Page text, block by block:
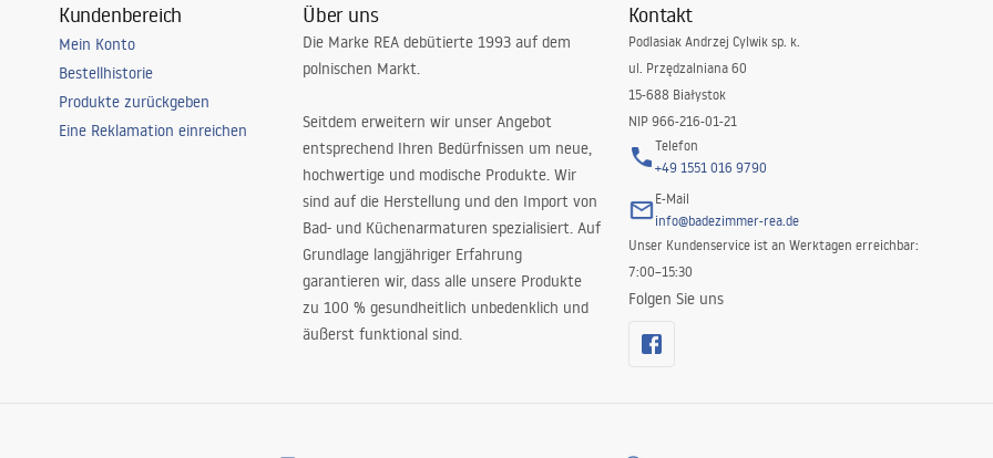
Kundenbereich
Mein Konto
Bestellhistorie
Produkte zurückgeben
Eine Reklamation einreichen
Über uns
Die Marke REA debütierte 1993 auf dem
polnischen Markt.
Seitdem erweitern wir unser Angebot
entsprechend Ihren Bedürfnissen um neue,
hochwertige und modische Produkte. Wir
sind auf die Herstellung und den Import von
Bad- und Küchenarmaturen spezialisiert. Auf
Grundlage langjähriger Erfahrung
garantieren wir, dass alle unsere Produkte
zu 100 % gesundheitlich unbedenklich und
äußerst funktional sind.
Kontakt
Podlasiak Andrzej Cylwik sp. k.
ul. Przędzalniana 60
15-688 Białystok
NIP 966-216-01-21
Telefon
+49 1551 016 9790
E-Mail
info@badezimmer-rea.de
Unser Kundenservice ist an Werktagen erreichbar:
7:00–15:30
Folgen Sie uns